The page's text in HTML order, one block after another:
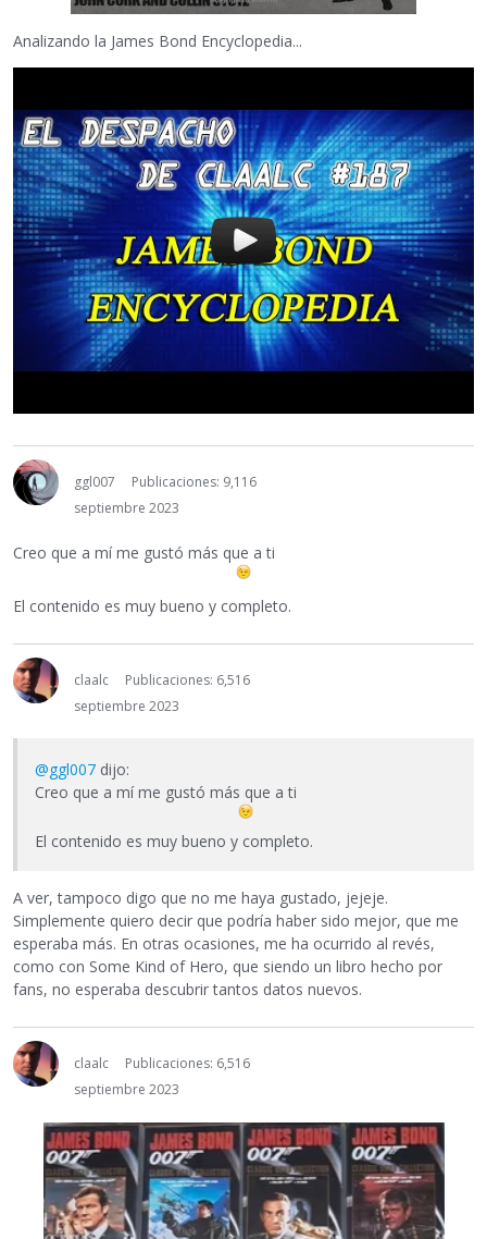
Analizando la James Bond Encyclopedia...
ggl007
Publicaciones: 9,116
septiembre 2023
Creo que a mí me gustó más que a ti
El contenido es muy bueno y completo.
claalc
Publicaciones: 6,516
septiembre 2023
@ggl007 dijo:
Creo que a mí me gustó más que a ti
El contenido es muy bueno y completo.
A ver, tampoco digo que no me haya gustado, jejeje.
Simplemente quiero decir que podría haber sido mejor, que me
esperaba más. En otras ocasiones, me ha ocurrido al revés,
como con Some Kind of Hero, que siendo un libro hecho por
fans, no esperaba descubrir tantos datos nuevos.
claalc
Publicaciones: 6,516
septiembre 2023